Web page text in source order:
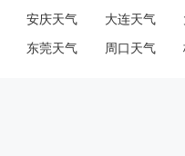
安庆天气 大连天气
东莞天气 周口天气